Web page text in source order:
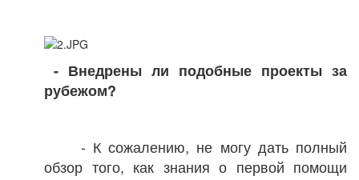
- Внедрены ли подобные проекты за
рубежом?
- К сожалению, не могу дать полный
обзор того, как знания о первой помощи